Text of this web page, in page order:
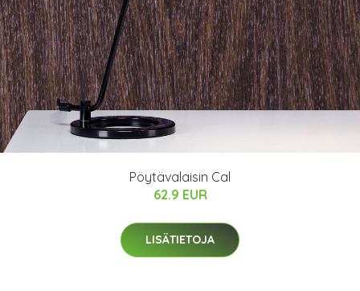
Pöytävalaisin Cal
62.9 EUR
LISÄTIETOJA